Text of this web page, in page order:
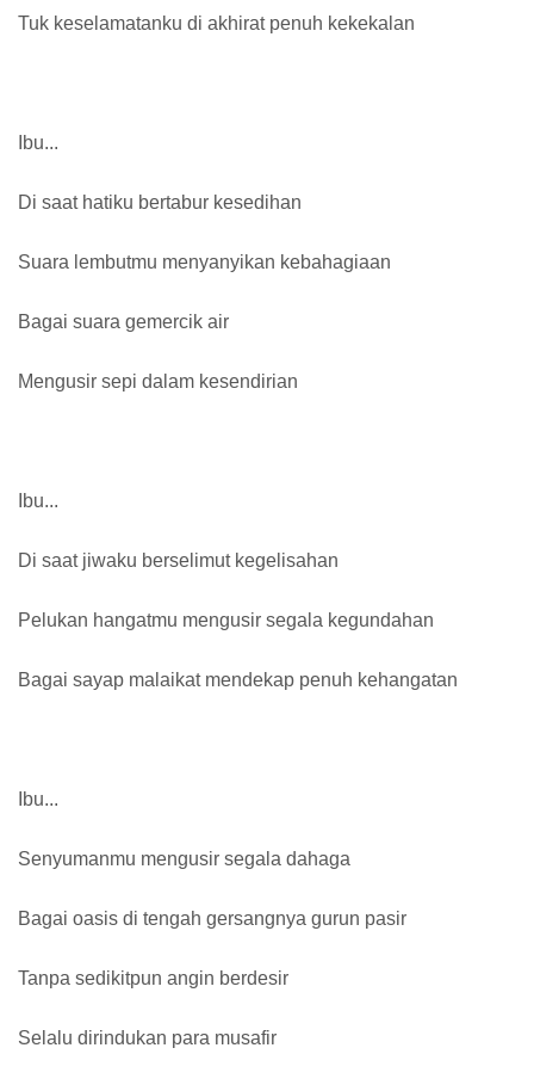
Tuk keselamatanku di akhirat penuh kekekalan
Ibu...
Di saat hatiku bertabur kesedihan
Suara lembutmu menyanyikan kebahagiaan
Bagai suara gemercik air
Mengusir sepi dalam kesendirian
Ibu...
Di saat jiwaku berselimut kegelisahan
Pelukan hangatmu mengusir segala kegundahan
Bagai sayap malaikat mendekap penuh kehangatan
Ibu...
Senyumanmu mengusir segala dahaga
Bagai oasis di tengah gersangnya gurun pasir
Tanpa sedikitpun angin berdesir
Selalu dirindukan para musafir